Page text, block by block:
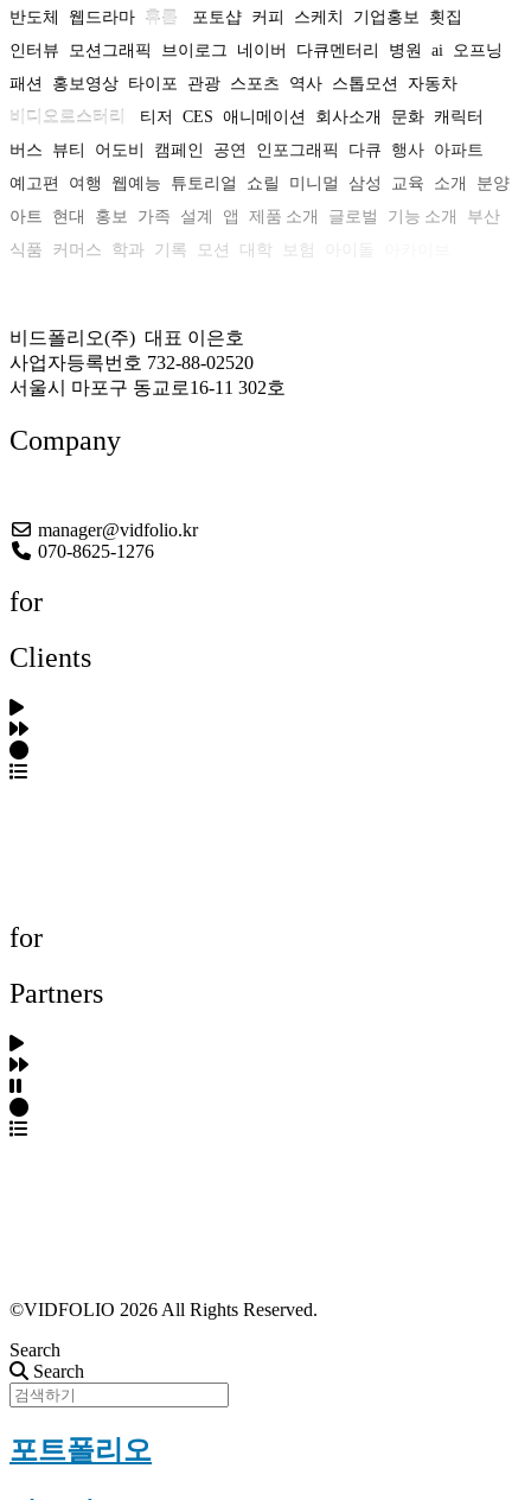
반도체 웹드라마 휴롬 포토샵 커피 스케치 기업홍보
횟집
인터뷰
모션그래픽 브이로그 네이버 다큐멘터리 병원 ai
오프닝
패션
홍보영상 타이포 관광 스포츠 역사 스톱모션
자동차
비디오로스터리
티저 CES 애니메이션 회사소개 문화 캐릭터
버스
뷰티 어도비 캠페인 공연 인포그래픽 다큐 행사 아파트
예고편
여행 웹예능 튜토리얼 쇼릴 미니멀 삼성 교육 소개
분양
아트
현대 홍보 가족 설계 앱 제품 소개 글로벌 기능 소개
부산
식품
커머스 학과 기록 모션 대학 보험
비드폴리오(주) 대표 이은호
사업자등록번호 732-88-02520
서울시 마포구 동교로16-11 302호
Company
manager@vidfolio.kr
070-8625-1276
for
Clients
for
Partners
©VIDFOLIO 2026 All Rights Reserved.
Search
Search
포트폴리오